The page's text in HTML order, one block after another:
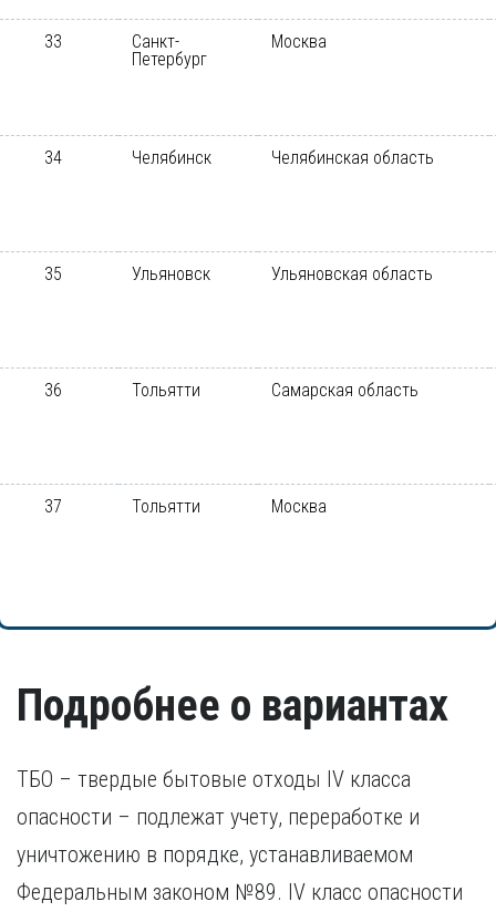
33
Санкт-
Петербург
Москва
34 Челябинск Челябинская область
35 Ульяновск Ульяновская область
36 Тольятти Самарская область
37 Тольятти Москва
Подробнее о вариантах
ТБО – твердые бытовые отходы IV класса
опасности – подлежат учету, переработке и
уничтожению в порядке, устанавливаемом
Федеральным законом №89. IV класс опасности